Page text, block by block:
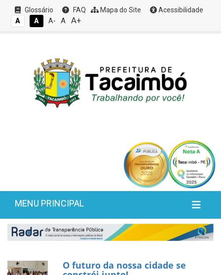
Glossário FAQ Mapa do Site
Acessibilidade
A
A A- A A+
MENU PRINCIPAL
O futuro da nossa cidade se